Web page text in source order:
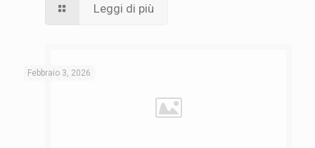
Leggi di più
Febbraio 3, 2026